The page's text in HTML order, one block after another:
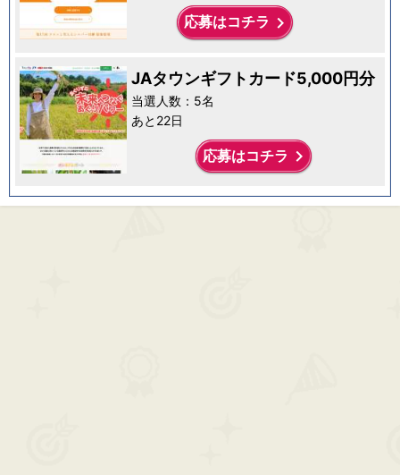
応募はコチラ keyboard_arrow_right
JAタウンギフトカード5,000円分
当選人数：5名
あと22日
応募はコチラ keyboard_arrow_right